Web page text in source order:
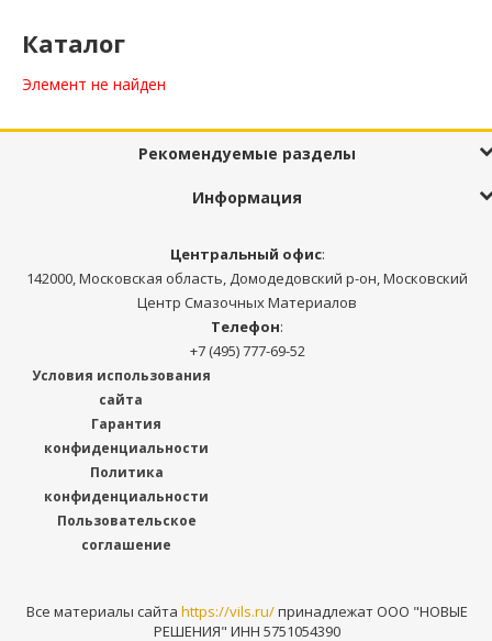
Каталог
Элемент не найден
Рекомендуемые разделы
Информация
Центральный офис:
142000, Московская область, Домодедовский р-он, Московский
Центр Смазочных Материалов
Телефон:
+7 (495) 777-69-52
Условия использования
сайта
Гарантия
конфиденциальности
Политика
конфиденциальности
Пользовательское
соглашение
Все материалы сайта https://vils.ru/принадлежат ООО "НОВЫЕ
РЕШЕНИЯ" ИНН 5751054390